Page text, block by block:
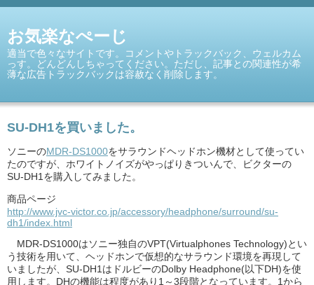
お気楽なぺーじ
適当で色々なサイトです。コメントやトラックバック、ウェルカム
っす。どんどんしちゃってください。ただし、記事との関連性が希
薄な広告トラックバックは容赦なく削除します。
SU-DH1を買いました。
ソニーのMDR-DS1000をサラウンドヘッドホン機材として使ってい
たのですが、ホワイトノイズがやっぱりきついんで、ビクターの
SU-DH1を購入してみました。
商品ページ
http://www.jvc-victor.co.jp/accessory/headphone/surround/su-
dh1/index.html
MDR-DS1000はソニー独自のVPT(Virtualphones Technology)とい
う技術を用いて、ヘッドホンで仮想的なサラウンド環境を再現して
いましたが、SU-DH1はドルビーのDolby Headphone(以下DH)を使
用します。DHの機能は程度があり1～3段階となっています。1から